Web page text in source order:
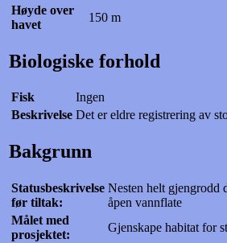
Høyde over
havet
150 m
Biologiske forhold
Fisk
Ingen
Beskrivelse Det er eldre registrering av
Bakgrunn
Statusbeskrivelse
før tiltak:
Nesten helt gjengrodd
åpen vannflate
Målet med
prosjektet:
Gjenskape habitat for